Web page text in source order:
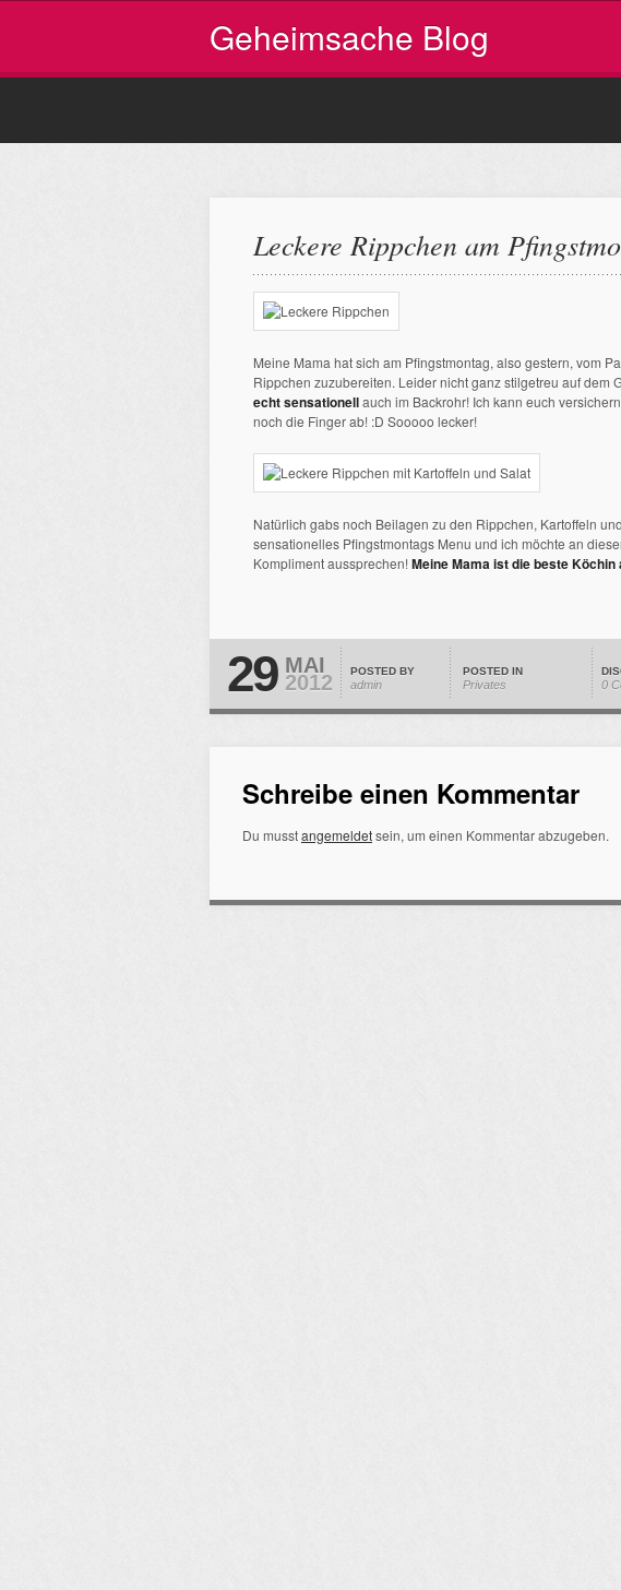
Geheimsache Blog
Leckere Rippchen am
Meine Mama hat sich am Pfingstmontag, also gestern, vom
Rippchen zuzubereiten. Leider nicht ganz stilgetreu auf dem
echt sensationellauch im Backrohr! Ich kann euch
noch die Finger ab! :D Sooooo lecker!
Natürlich gabs noch Beilagen zu den Rippchen, Kartoffeln
sensationelles Pfingstmontags Menu und ich möchte an
Kompliment aussprechen!Meine Mama ist die beste Köchin
29 MAI
2012 POSTED BY
admin
POSTED IN
Privates 0
Schreibe einen Kommentar
Du musstangemeldetsein, um einen Kommentar abzugeben.